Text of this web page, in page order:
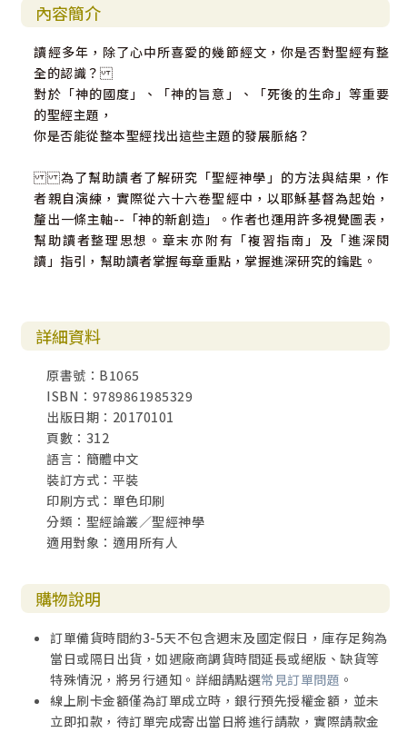
內容簡介
讀經多年，除了心中所喜愛的幾節經文，你是否對聖經有整
全的認識？
對於「神的國度」、「神的旨意」、「死後的生命」等重要
的聖經主題，
你是否能從整本聖經找出這些主題的發展脈絡？
為了幫助讀者了解研究「聖經神學」的方法與結果，作
者親自演練，實際從六十六卷聖經中，以耶穌基督為起始，
釐出一條主軸--「神的新創造」。作者也運用許多視覺圖表，
幫助讀者整理思想。章末亦附有「複習指南」及「進深閱
讀」指引，幫助讀者掌握每章重點，掌握進深研究的鑰匙。
詳細資料
原書號：B1065
ISBN：9789861985329
出版日期：20170101
頁數：312
語言：簡體中文
裝訂方式：平裝
印刷方式：單色印刷
分類：聖經論叢／聖經神學
適用對象：適用所有人
購物說明
訂單備貨時間約3-5天不包含週末及國定假日，庫存足夠為
當日或隔日出貨，如遇廠商調貨時間延長或絕版、缺貨等
特殊情況，將另行通知。詳細請點選常見訂單問題 。
線上刷卡金額僅為訂單成立時，銀行預先授權金額，並未
立即扣款，待訂單完成寄出當日將進行請款，實際請款金